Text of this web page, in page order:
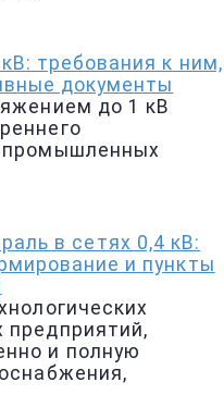
требования к ним,
документы
до 1 кВ
промышленных
в сетях 0,4 кВ:
и пункты
и полную